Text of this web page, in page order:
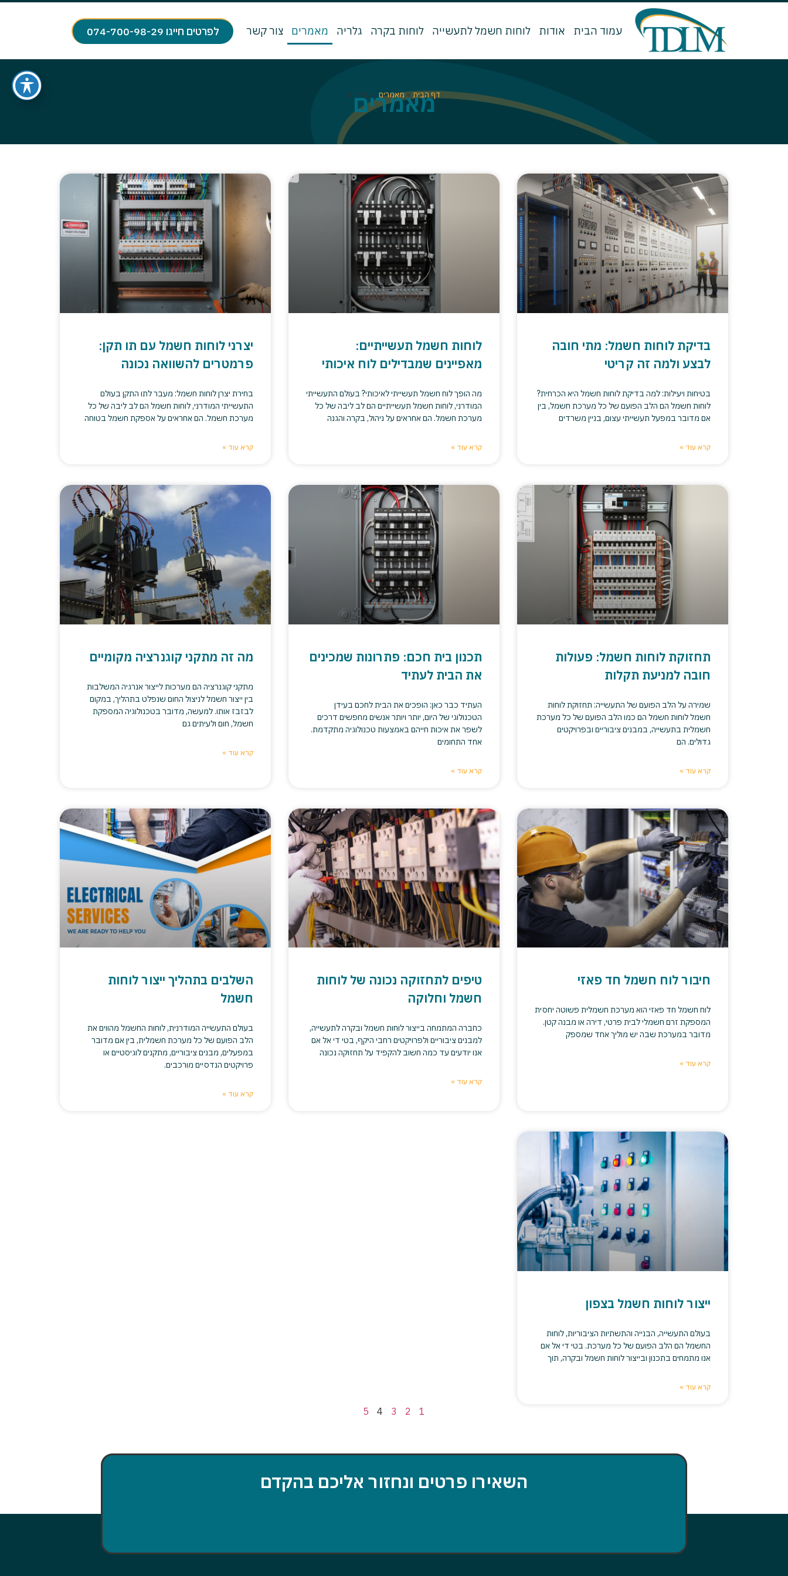
עמוד הבית אודות לוחות חשמל לתעשייה לוחות בקרה גלריה מאמרים צור קשר לפרטים חייגו 074-700-98-29
דף הבית»מאמרים » עמוד 4
מאמרים
בדיקת לוחות חשמל: מתי חובה
לבצע ולמה זה קריטי
בטיחות ויעילות: למה בדיקת לוחות חשמל היא הכרחית?
לוחות חשמל הם הלב הפועם של כל מערכת חשמל, בין
אם מדובר במפעל תעשייתי עצום, בניין משרדים
קרא עוד »
לוחות חשמל תעשייתיים:
מאפיינים שמבדילים לוח איכותי
מה הופך לוח חשמל תעשייתי לאיכותי? בעולם התעשייתי
המודרני, לוחות חשמל תעשייתיים הם לב ליבה של כל
מערכת חשמל. הם אחראים על ניהול, בקרה והגנה
קרא עוד »
יצרני לוחות חשמל עם תו תקן:
פרמטרים להשוואה נכונה
בחירת יצרן לוחות חשמל: מעבר לתו התקן בעולם
התעשייתי המודרני, לוחות חשמל הם לב ליבה של כל
מערכת חשמל. הם אחראים על אספקת חשמל בטוחה
קרא עוד »
תחזוקת לוחות חשמל: פעולות
חובה למניעת תקלות
שמירה על הלב הפועם של התעשייה: תחזוקת לוחות
חשמל לוחות חשמל הם כמו הלב הפועם של כל מערכת
חשמלית בתעשייה, במבנים ציבוריים ובפרויקטים
גדולים. הם
קרא עוד »
תכנון בית חכם: פתרונות שמכינים
את הבית לעתיד
העתיד כבר כאן: הופכים את הבית לחכם בעידן
הטכנולוגי של היום, יותר ויותר אנשים מחפשים דרכים
לשפר את איכות חייהם באמצעות טכנולוגיה מתקדמת.
אחד התחומים
קרא עוד »
מה זה מתקני קוגנרציה מקומיים
מתקני קוגנרציה הם מערכות לייצור אנרגיה המשלבות
בין ייצור חשמל לניצול החום שנפלט בתהליך, במקום
לבזבז אותו. למעשה, מדובר בטכנולוגיה המספקת
חשמל, חום ולעיתים גם
קרא עוד »
חיבור לוח חשמל חד פאזי
לוח חשמל חד פאזי הוא מערכת חשמלית פשוטה יחסית
המספקת זרם חשמלי לבית פרטי, דירה או מבנה קטן.
מדובר במערכת שבה יש מוליך אחד שמספק
קרא עוד »
טיפים לתחזוקה נכונה של לוחות
חשמל וחלוקה
כחברה המתמחה בייצור לוחות חשמל ובקרה לתעשייה,
למבנים ציבוריים ולפרויקטים רחבי היקף, בטי די אל אם
אנו יודעים עד כמה חשוב להקפיד על תחזוקה נכונה
קרא עוד »
השלבים בתהליך ייצור לוחות
חשמל
בעולם התעשייה המודרנית, לוחות החשמל מהווים את
הלב הפועם של כל מערכת חשמלית, בין אם מדובר
במפעלים, מבנים ציבוריים, מתקנים לוגיסטיים או
פרויקטים הנדסיים מורכבים.
קרא עוד »
ייצור לוחות חשמל בצפון
בעולם התעשייה, הבנייה והתשתיות הציבוריות, לוחות
החשמל הם הלב הפועם של כל מערכת. בטי די אל אם
אנו מתמחים בתכנון ובייצור לוחות חשמל ובקרה, תוך
קרא עוד »
1
2
3
4
5
השאירו פרטים ונחזור אליכם בהקדם